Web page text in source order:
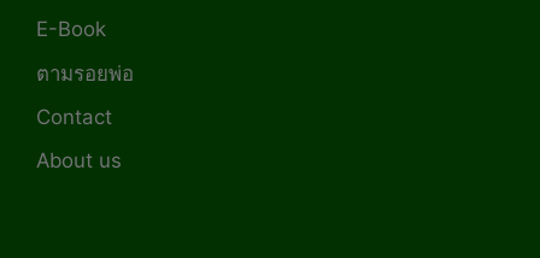
E-Book
ตามรอยพ่อ
Contact
About us